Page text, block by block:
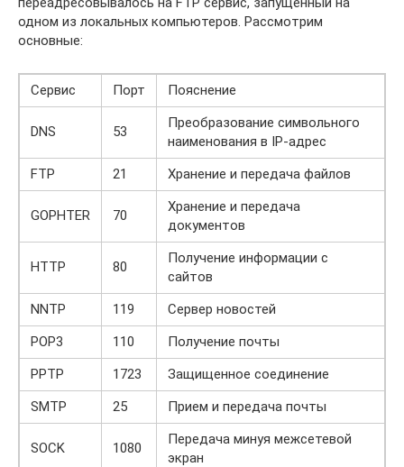
одном из локальных компьютеров. Рассмотрим
основные:
Сервис Порт Пояснение
DNS 53
Преобразование символьного
наименования в IP-адрес
FTP
21 Хранение и передача файлов
GOPHTER 70
Хранение и передача
документов
HTTP 80
Получение информации с
сайтов
NNTP
119
Сервер новостей
POP3
110
Получение почты
PPTP
1723
Защищенное соединение
SMTP
25 Прием и передача почты
SOCK 1080
Передача минуя межсетевой
экран